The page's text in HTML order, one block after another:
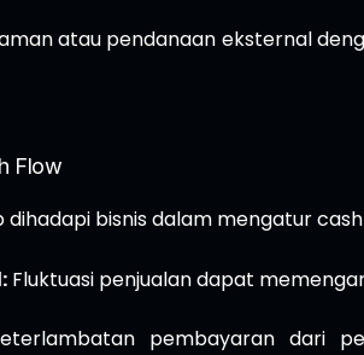
atau pendanaan eksternal
Flow
bisnis dalam mengatur
Fluktuasi penjualan dapat
pembayaran dari